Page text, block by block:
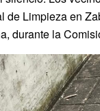
Limpieza en
durante la